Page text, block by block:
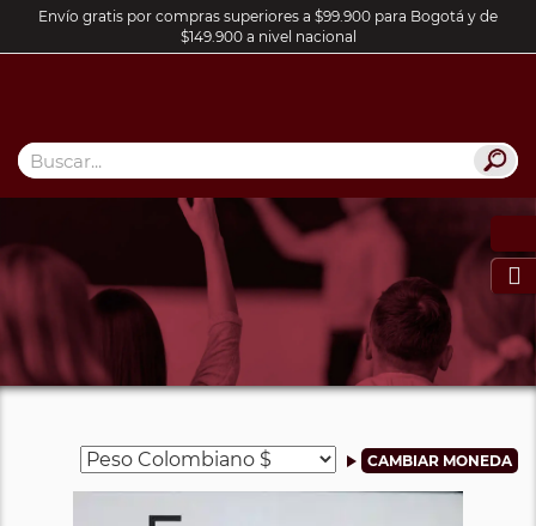
Envío gratis por compras superiores a $99.900 para Bogotá y de
$149.900 a nivel nacional
